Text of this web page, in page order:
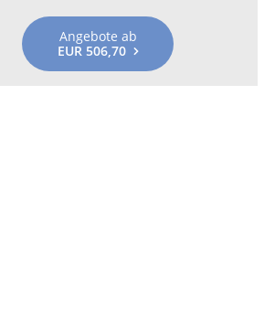
Angebote ab
EUR 506,70